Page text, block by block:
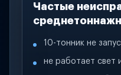
Частые
10-тонник не
не работает свет